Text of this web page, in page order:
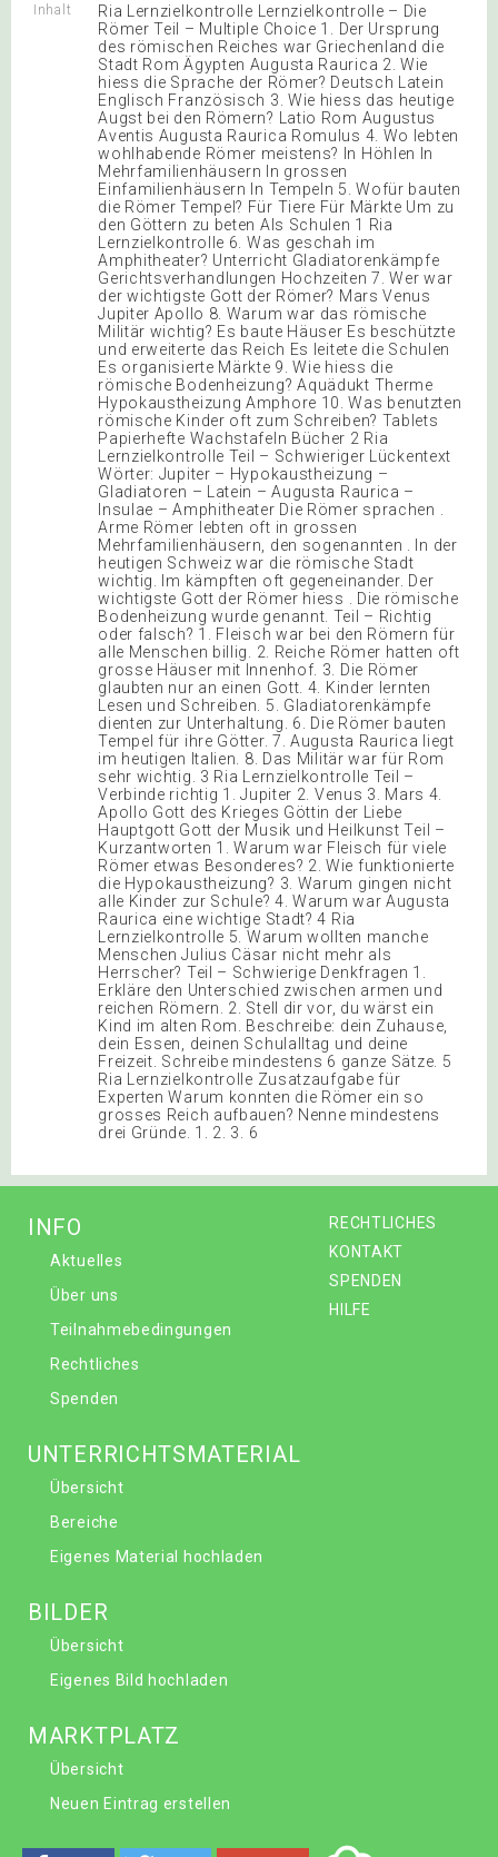
Inhalt
Ria Lernzielkontrolle Lernzielkontrolle – Die
Römer Teil – Multiple Choice 1. Der Ursprung
des römischen Reiches war Griechenland die
Stadt Rom Ägypten Augusta Raurica 2. Wie
hiess die Sprache der Römer? Deutsch Latein
Englisch Französisch 3. Wie hiess das heutige
Augst bei den Römern? Latio Rom Augustus
Aventis Augusta Raurica Romulus 4. Wo lebten
wohlhabende Römer meistens? In Höhlen In
Mehrfamilienhäusern In grossen
Einfamilienhäusern In Tempeln 5. Wofür bauten
die Römer Tempel? Für Tiere Für Märkte Um zu
den Göttern zu beten Als Schulen 1 Ria
Lernzielkontrolle 6. Was geschah im
Amphitheater? Unterricht Gladiatorenkämpfe
Gerichtsverhandlungen Hochzeiten 7. Wer war
der wichtigste Gott der Römer? Mars Venus
Jupiter Apollo 8. Warum war das römische
Militär wichtig? Es baute Häuser Es beschützte
und erweiterte das Reich Es leitete die Schulen
Es organisierte Märkte 9. Wie hiess die
römische Bodenheizung? Aquädukt Therme
Hypokaustheizung Amphore 10. Was benutzten
römische Kinder oft zum Schreiben? Tablets
Papierhefte Wachstafeln Bücher 2 Ria
Lernzielkontrolle Teil – Schwieriger Lückentext
Wörter: Jupiter – Hypokaustheizung –
Gladiatoren – Latein – Augusta Raurica –
Insulae – Amphitheater Die Römer sprachen .
Arme Römer lebten oft in grossen
Mehrfamilienhäusern, den sogenannten . In der
heutigen Schweiz war die römische Stadt
wichtig. Im kämpften oft gegeneinander. Der
wichtigste Gott der Römer hiess . Die römische
Bodenheizung wurde genannt. Teil – Richtig
oder falsch? 1. Fleisch war bei den Römern für
alle Menschen billig. 2. Reiche Römer hatten oft
grosse Häuser mit Innenhof. 3. Die Römer
glaubten nur an einen Gott. 4. Kinder lernten
Lesen und Schreiben. 5. Gladiatorenkämpfe
dienten zur Unterhaltung. 6. Die Römer bauten
Tempel für ihre Götter. 7. Augusta Raurica liegt
im heutigen Italien. 8. Das Militär war für Rom
sehr wichtig. 3 Ria Lernzielkontrolle Teil –
Verbinde richtig 1. Jupiter 2. Venus 3. Mars 4.
Apollo Gott des Krieges Göttin der Liebe
Hauptgott Gott der Musik und Heilkunst Teil –
Kurzantworten 1. Warum war Fleisch für viele
Römer etwas Besonderes? 2. Wie funktionierte
die Hypokaustheizung? 3. Warum gingen nicht
alle Kinder zur Schule? 4. Warum war Augusta
Raurica eine wichtige Stadt? 4 Ria
Lernzielkontrolle 5. Warum wollten manche
Menschen Julius Cäsar nicht mehr als
Herrscher? Teil – Schwierige Denkfragen 1.
Erkläre den Unterschied zwischen armen und
reichen Römern. 2. Stell dir vor, du wärst ein
Kind im alten Rom. Beschreibe: dein Zuhause,
dein Essen, deinen Schulalltag und deine
Freizeit. Schreibe mindestens 6 ganze Sätze. 5
Ria Lernzielkontrolle Zusatzaufgabe für
Experten Warum konnten die Römer ein so
grosses Reich aufbauen? Nenne mindestens
drei Gründe. 1. 2. 3. 6
RECHTLICHES
KONTAKT
SPENDEN
HILFE
INFO
Aktuelles
Über uns
Teilnahmebedingungen
Rechtliches
Spenden
UNTERRICHTSMATERIAL
Übersicht
Bereiche
Eigenes Material hochladen
BILDER
Übersicht
Eigenes Bild hochladen
MARKTPLATZ
Übersicht
Neuen Eintrag erstellen